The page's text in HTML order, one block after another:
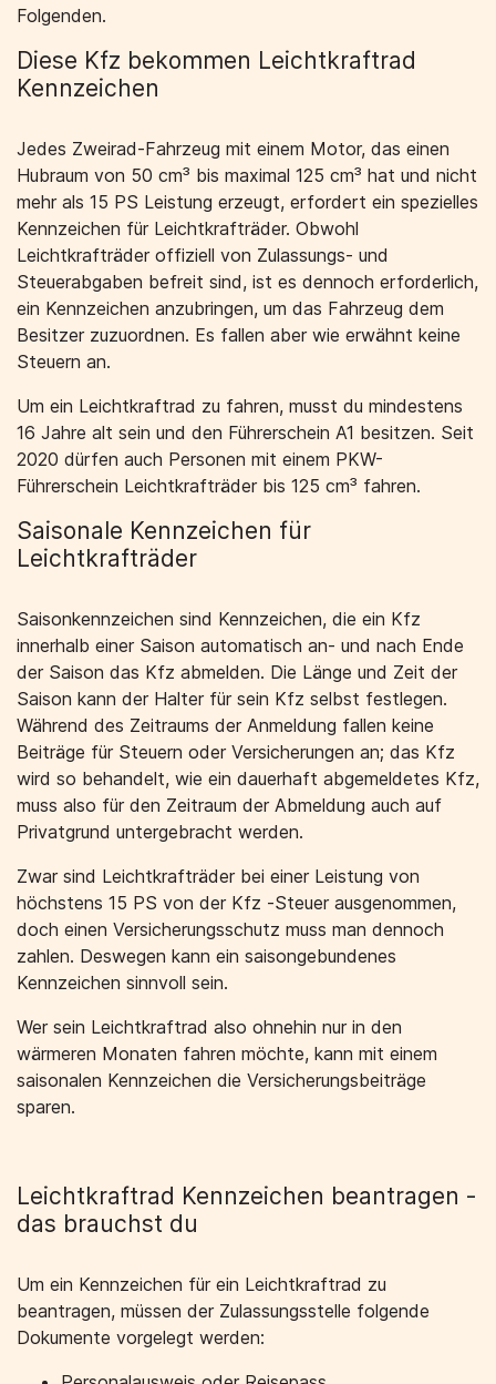
Folgenden.
Diese Kfz bekommen Leichtkraftrad
Kennzeichen
Jedes Zweirad-Fahrzeug mit einem Motor, das einen
Hubraum von 50 cm³ bis maximal 125 cm³ hat und nicht
mehr als 15 PS Leistung erzeugt, erfordert ein spezielles
Kennzeichen für Leichtkrafträder. Obwohl
Leichtkrafträder offiziell von Zulassungs- und
Steuerabgaben befreit sind, ist es dennoch erforderlich,
ein Kennzeichen anzubringen, um das Fahrzeug dem
Besitzer zuzuordnen. Es fallen aber wie erwähnt keine
Steuern an.
Um ein Leichtkraftrad zu fahren, musst du mindestens
16 Jahre alt sein und den Führerschein A1 besitzen. Seit
2020 dürfen auch Personen mit einem PKW-
Führerschein Leichtkrafträder bis 125 cm³ fahren.
Saisonale Kennzeichen für
Leichtkrafträder
Saisonkennzeichen sind Kennzeichen, die ein Kfz
innerhalb einer Saison automatisch an- und nach Ende
der Saison das Kfz abmelden. Die Länge und Zeit der
Saison kann der Halter für sein Kfz selbst festlegen.
Während des Zeitraums der Anmeldung fallen keine
Beiträge für Steuern oder Versicherungen an; das Kfz
wird so behandelt, wie ein dauerhaft abgemeldetes Kfz,
muss also für den Zeitraum der Abmeldung auch auf
Privatgrund untergebracht werden.
Zwar sind Leichtkrafträder bei einer Leistung von
höchstens 15 PS von der Kfz -Steuer ausgenommen,
doch einen Versicherungsschutz muss man dennoch
zahlen. Deswegen kann ein saisongebundenes
Kennzeichen sinnvoll sein.
Wer sein Leichtkraftrad also ohnehin nur in den
wärmeren Monaten fahren möchte, kann mit einem
saisonalen Kennzeichen die Versicherungsbeiträge
sparen.
Leichtkraftrad Kennzeichen beantragen -
das brauchst du
Um ein Kennzeichen für ein Leichtkraftrad zu
beantragen, müssen der Zulassungsstelle folgende
Dokumente vorgelegt werden: